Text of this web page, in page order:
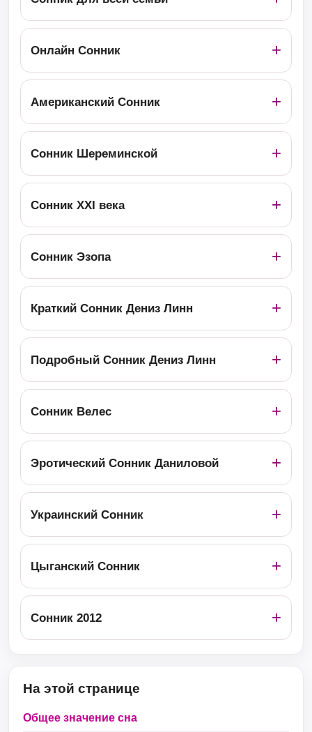
Онлайн Сонник
Американский Сонник
Сонник Шереминской
Сонник ХХІ века
Сонник Эзопа
Краткий Сонник Дениз Линн
Подробный Сонник Дениз Линн
Сонник Велес
Эротический Сонник Даниловой
Украинский Сонник
Цыганский Сонник
Сонник 2012
На этой странице
Общее значение сна